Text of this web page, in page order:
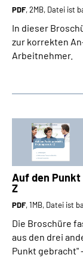
PDF, 2MB, Datei ist
In dieser
zur korrekten
Arbeitnehmer.
Auf den
Z
PDF, 1MB, Datei ist
Die Broschüre
aus den drei
Punkt gebracht"